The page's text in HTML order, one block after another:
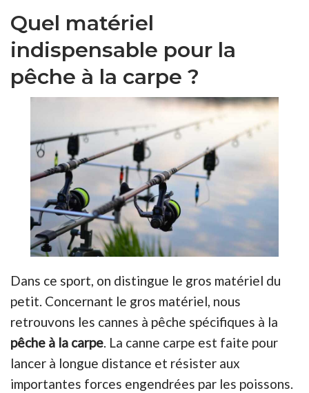
Quel matériel
indispensable pour la
pêche à la carpe ?
Dans ce sport, on distingue le gros matériel du
petit. Concernant le gros matériel, nous
retrouvons les cannes à pêche spécifiques à la
pêche à la carpe. La canne carpe est faite pour
lancer à longue distance et résister aux
importantes forces engendrées par les poissons.